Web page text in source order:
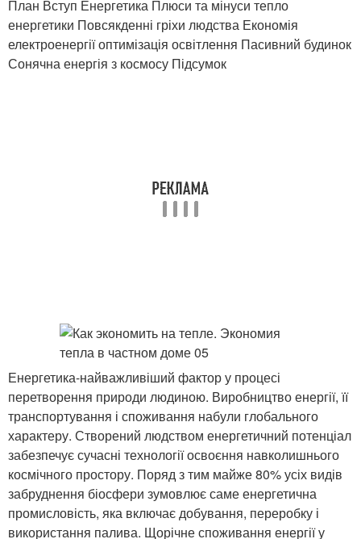
План Вступ Енергетика Плюси та мінуси тепло
енергетики Повсякденні гріхи людства Економія
електроенергії оптимізація освітлення Пасивний будинок
Сонячна енергія з космосу Підсумок
Енергетика-найважливіший фактор у процесі
перетворення природи людиною. Виробництво енергії, її
транспортування і споживання набули глобального
характеру. Створений людством енергетичний потенціал
забезпечує сучасні технології освоєння навколишнього
космічного простору. Поряд з тим майже 80% усіх видів
забруднення біосфери зумовлює саме енергетична
промисловість, яка включає добування, переробку і
використання палива. Щорічне споживання енергії у